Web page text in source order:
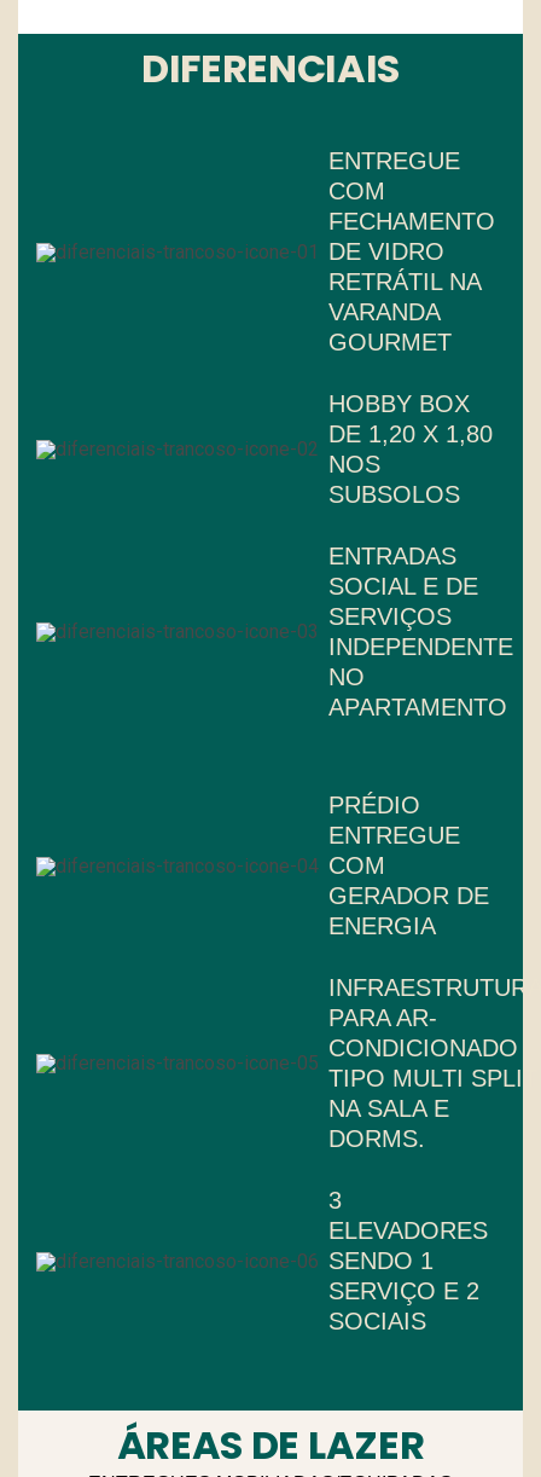
DIFERENCIAIS
ENTREGUE
COM
FECHAMENTO
DE VIDRO
RETRÁTIL NA
VARANDA
GOURMET
HOBBY BOX
DE 1,20 X 1,80
NOS
SUBSOLOS
ENTRADAS
SOCIAL E DE
SERVIÇOS
INDEPENDENTE
NO
APARTAMENTO
PRÉDIO
ENTREGUE
COM
GERADOR DE
ENERGIA
INFRAESTRUTURA
PARA AR-
CONDICIONADO
TIPO MULTI SPLIT
NA SALA E
DORMS.
3
ELEVADORES
SENDO 1
SERVIÇO E 2
SOCIAIS
ÁREAS DE LAZER